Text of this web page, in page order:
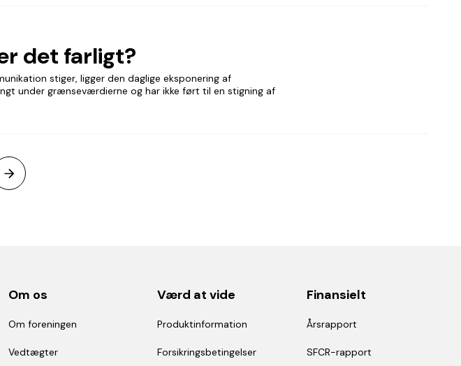
det farligt?
stiger, ligger den daglige eksponering af
under grænseværdierne og har ikke ført til en stigning af
Om os
Om foreningen
Vedtægter
Værd at vide
Produktinformation
Forsikringsbetingelser
Finansielt
Årsrapport
SFCR-rapport